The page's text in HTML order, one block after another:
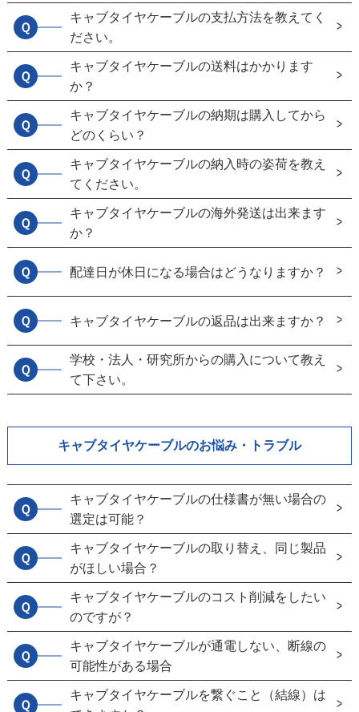
Ｑ
キャブタイヤケーブルの支払方法を教えてく
ださい。
Ｑ
キャブタイヤケーブルの送料はかかります
か？
Ｑ
キャブタイヤケーブルの納期は購入してから
どのくらい？
Ｑ
キャブタイヤケーブルの納入時の姿荷を教え
てください。
Ｑ
キャブタイヤケーブルの海外発送は出来ます
か？
Ｑ 配達日が休日になる場合はどうなりますか？
Ｑ キャブタイヤケーブルの返品は出来ますか？
Ｑ
学校・法人・研究所からの購入について教え
て下さい。
キャブタイヤケーブルのお悩み・トラブル
Ｑ
キャブタイヤケーブルの仕様書が無い場合の
選定は可能？
Ｑ
キャブタイヤケーブルの取り替え、同じ製品
がほしい場合？
Ｑ
キャブタイヤケーブルのコスト削減をしたい
のですが？
Ｑ
キャブタイヤケーブルが通電しない、断線の
可能性がある場合
Ｑ
キャブタイヤケーブルを繋ぐこと（結線）は